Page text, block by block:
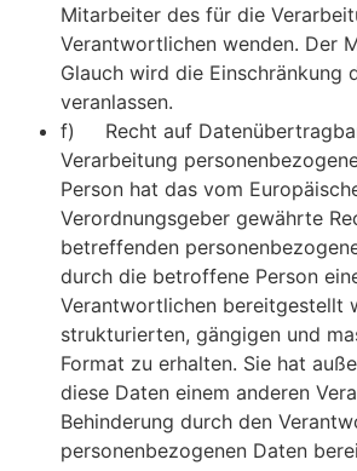
Mitarbeiter des für die
Verantwortlichen wenden. Der
Glauch wird die Einschränkung
veranlassen.
f) Recht auf
Verarbeitung
Person hat das vom
Verordnungsgeber gewährte
betreffenden
durch die betroffene Person
Verantwortlichen bereitgestellt
strukturierten, gängigen und
Format zu erhalten. Sie hat
diese Daten einem anderen
Behinderung durch den
personenbezogenen Daten